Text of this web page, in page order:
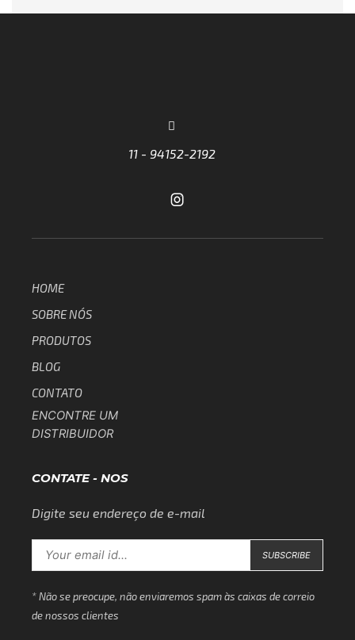
11 - 94152-2192
HOME
SOBRE NÓS
PRODUTOS
BLOG
CONTATO
ENCONTRE UM
DISTRIBUIDOR
CONTATE - NOS
Digite seu endereço de e-mail
* Não se preocupe, não enviaremos spam às caixas de correio
de nossos clientes